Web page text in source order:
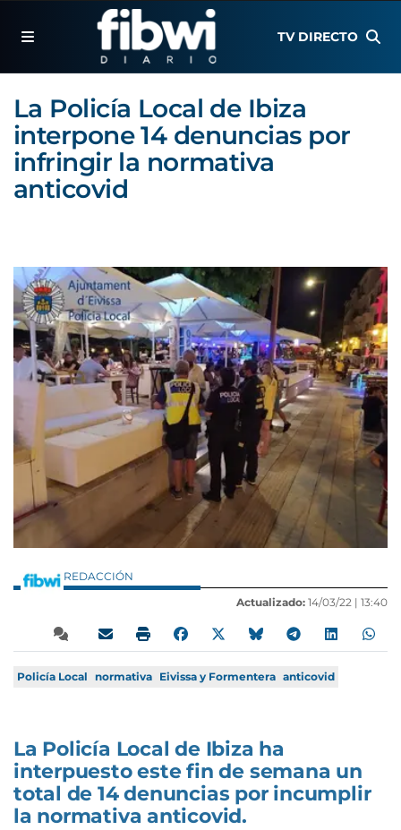
TV DIRECTO
La Policía Local de Ibiza
interpone 14 denuncias por
infringir la normativa
anticovid
REDACCIÓN
Actualizado: 14/03/22 | 13:40
Policía Local normativa Eivissa y Formentera anticovid
La Policía Local de Ibiza ha
interpuesto este fin de semana un
total de 14 denuncias por incumplir
la normativa anticovid.